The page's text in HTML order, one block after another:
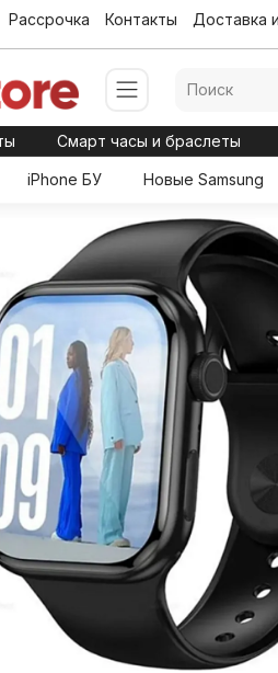
Рассрочка Контакты Доставка
Смарт часы и браслеты
iPhone БУ Новые Samsung